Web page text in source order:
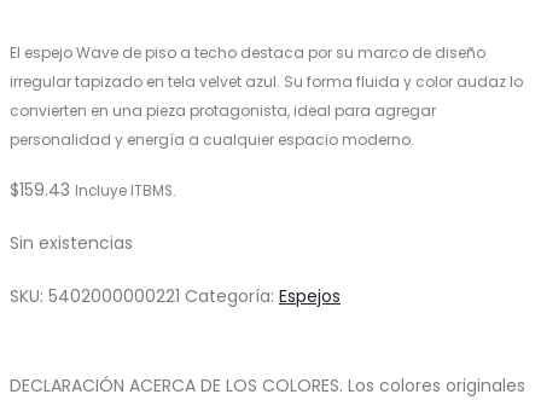
El espejo Wave de piso a techo destaca por su marco de diseño
irregular tapizado en tela velvet azul. Su forma fluida y color audaz lo
convierten en una pieza protagonista, ideal para agregar
personalidad y energía a cualquier espacio moderno.
$159.43 Incluye ITBMS.
Sin existencias
SKU: 5402000000221 Categoría: Espejos
DECLARACIÓN ACERCA DE LOS COLORES. Los colores originales